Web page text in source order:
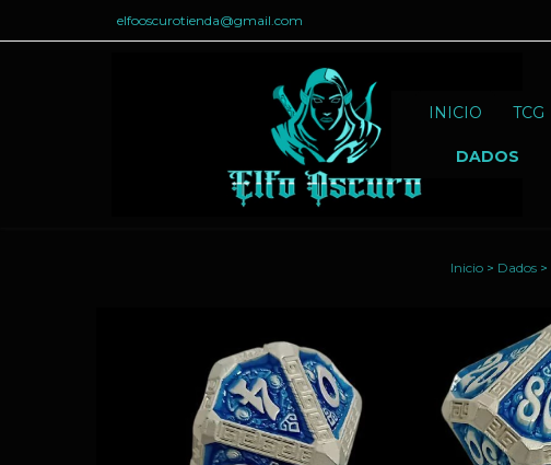
elfooscurotienda@gmail.com
INICIO TCG
DADOS
Inicio > Dados >